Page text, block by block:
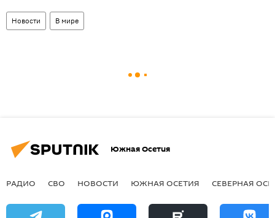
Новости В мире
Южная Осетия
РАДИО СВО НОВОСТИ ЮЖНАЯ ОСЕТИЯ СЕВЕРНАЯ